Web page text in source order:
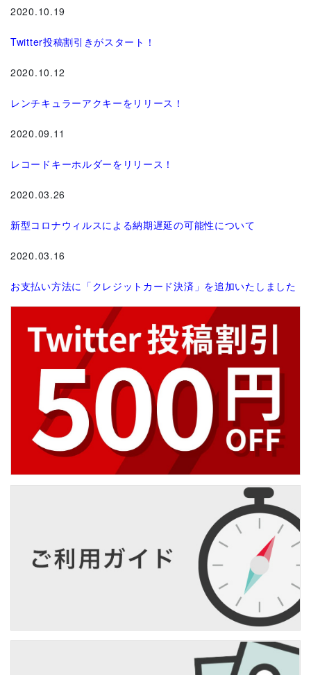
2020.10.19
Twitter投稿割引きがスタート！
2020.10.12
レンチキュラーアクキーをリリース！
2020.09.11
レコードキーホルダーをリリース！
2020.03.26
新型コロナウィルスによる納期遅延の可能性について
2020.03.16
お支払い方法に「クレジットカード決済」を追加いたしました